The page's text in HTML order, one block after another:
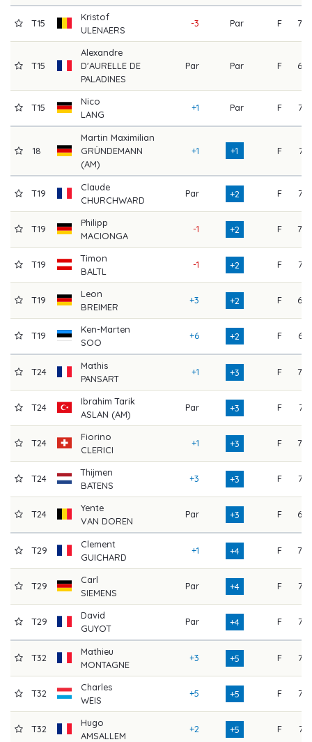
T15
Kristof
ULENAERS
-3 Par F 70
T15
Alexandre
D'AURELLE DE
PALADINES
Par Par F 68
T15
Nico
LANG
+1 Par F 72
18
Martin Maximilian
GRÜNDEMANN
(AM)
+1 +1 F 71
T19
Claude
CHURCHWARD
Par +2 F 75
T19
Philipp
MACIONGA
-1 +2 F 70
T19
Timon
BALTL
-1 +2 F 72
T19
Leon
BREIMER
+3 +2 F 68
T19
Ken-Marten
SOO
+6 +2 F 67
T24
Mathis
PANSART
+1 +3 F 70
T24
Ibrahim Tarik
ASLAN (AM)
Par +3 F 74
T24
Fiorino
CLERICI
+1 +3 F 70
T24
Thijmen
BATENS
+3 +3 F 72
T24
Yente
VAN DOREN
Par +3 F 69
T29
Clement
GUICHARD
+1 +4 F 70
T29
Carl
SIEMENS
Par +4 F 73
T29
David
GUYOT
Par +4 F 73
T32
Mathieu
MONTAGNE
+3 +5 F 75
T32
Charles
WEIS
+5 +5 F 73
T32
Hugo
AMSALLEM
+2 +5 F 71